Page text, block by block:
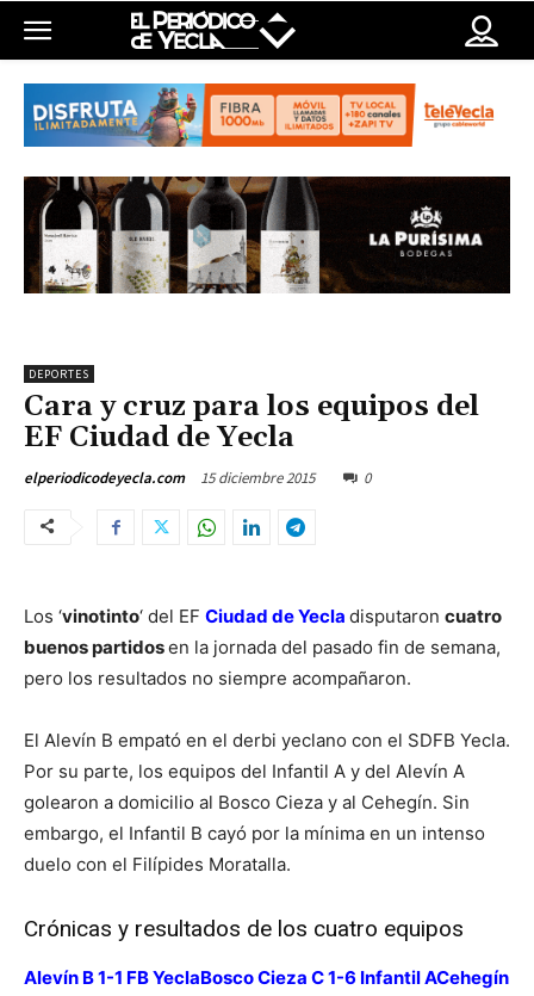
DEPORTES
Cara y cruz para los equipos del
EF Ciudad de Yecla
elperiodicodeyecla.com 15 diciembre 2015 0
Los ‘vinotinto‘ del EF Ciudad de Yecla disputaron cuatro
buenos partidosen la jornada del pasado fin de semana,
pero los resultados no siempre acompañaron.
El Alevín B empató en el derbi yeclano con el SDFB Yecla.
Por su parte, los equipos del Infantil A y del Alevín A
golearon a domicilio al Bosco Cieza y al Cehegín. Sin
embargo, el Infantil B cayó por la mínima en un intenso
duelo con el Filípides Moratalla.
Crónicas y resultados de los cuatro equipos
Alevín B 1-1 FB YeclaBosco Cieza C 1-6 Infantil ACehegín